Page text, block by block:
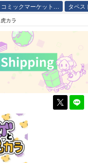
コミックマーケット… タペス
カラ